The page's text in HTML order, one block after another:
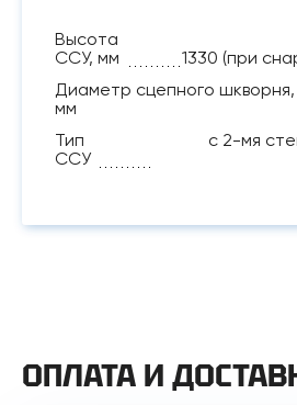
Высота
ССУ, мм
1330 (при
Диаметр сцепного шкворня,
мм
Тип
ССУ
с 2-мя
ОПЛАТА И